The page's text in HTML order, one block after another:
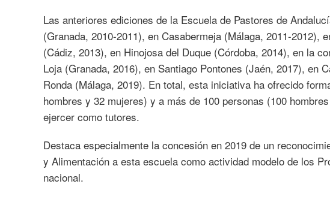
Las anteriores ediciones de la Escuela de Pastores de
(Granada, 2010-2011), en Casabermeja (Málaga, 2011-2012),
(Cádiz, 2013), en Hinojosa del Duque (Córdoba, 2014), en la
Loja (Granada, 2016), en Santiago Pontones (Jaén, 2017), en
Ronda (Málaga, 2019). En total, esta iniciativa ha ofrecido
hombres y 32 mujeres) y a más de 100 personas (100
ejercer como tutores.
Destaca especialmente la concesión en 2019 de un
y Alimentación a esta escuela como actividad modelo de los
nacional.